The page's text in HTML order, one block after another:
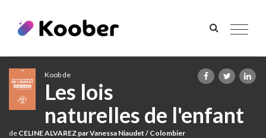
Toggle
Koob de
Les lois
naturelles de l'enfant
de CELINE ALVAREZ par Vanessa Niaudet / Colombier